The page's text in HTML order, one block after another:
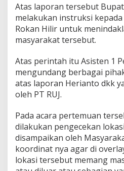
a
n
T
P
T
d
e
n
g
P
T
R
U
J
A
g
Atas laporan tersebut
melakukan instruksi kepada
Rokan Hilir untuk
masyarakat tersebut.
Atas perintah itu Asisten 1
mengundang berbagai
atas laporan Herianto dkk
oleh PT RUJ.
Pada acara pertemuan
dilakukan pengecekan
disampaikan oleh
koordinat nya agar di
lokasi tersebut memang